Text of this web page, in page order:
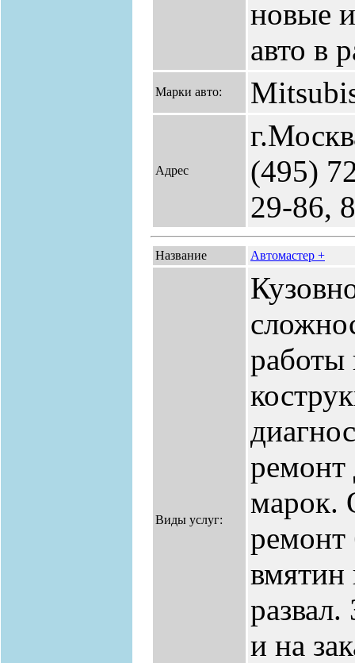
новые
авто в
Марки авто:
Адрес
(495)
29-86,
Название Автомастер +
Виды услуг:
работы
ремонт
марок.
ремонт
вмятин
и на